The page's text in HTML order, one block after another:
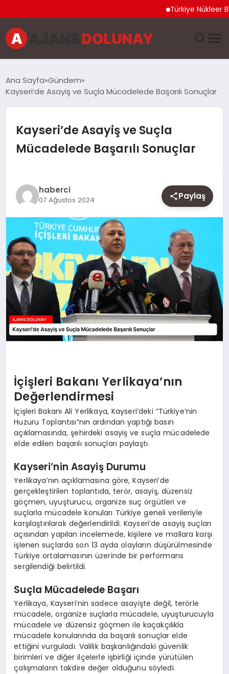
Türkiye Nükleer Bilim
EĞITIM
EKONOMI
GENEL
MAGAZIN
SAĞLIK
SIYASET
SPOR
YAŞAM
Ana Sayfa Gündem
Kayseri’de Asayiş ve Suçla Mücadelede Başarılı Sonuçlar
Kayseri’de Asayiş ve Suçla
Mücadelede Başarılı Sonuçlar
haberci
07 Ağustos 2024 Paylaş
İçişleri Bakanı Yerlikaya’nın
Değerlendirmesi
İçişleri Bakanı Ali Yerlikaya, Kayseri’deki “Türkiye’nin
Huzuru Toplantısı”nın ardından yaptığı basın
açıklamasında, şehirdeki asayiş ve suçla mücadelede
elde edilen başarılı sonuçları paylaştı.
Kayseri’nin Asayiş Durumu
Yerlikaya’nın açıklamasına göre, Kayseri’de
gerçekleştirilen toplantıda, terör, asayiş, düzensiz
göçmen, uyuşturucu, organize suç örgütleri ve
suçlarla mücadele konuları Türkiye geneli verileriyle
karşılaştırılarak değerlendirildi. Kayseri’de asayiş suçları
açısından yapılan incelemede, kişilere ve mallara karşı
işlenen suçlarda son 13 ayda olayların düşürülmesinde
Türkiye ortalamasının üzerinde bir performans
sergilendiği belirtildi.
Suçla Mücadelede Başarı
Yerlikaya, Kayseri’nin sadece asayişte değil, terörle
mücadele, organize suçlarla mücadele, uyuşturucuyla
mücadele ve düzensiz göçmen ile kaçakçılıkla
mücadele konularında da başarılı sonuçlar elde
ettiğini vurguladı. Valilik başkanlığındaki güvenlik
birimleri ve diğer ilçelerle işbirliği içinde yürütülen
çalışmaların takdire değer olduğunu söyledi.